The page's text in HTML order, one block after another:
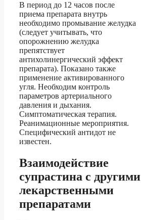
В период до 12 часов после
приема препарата внутрь
необходимо промывание желудка
(следует учитывать, что
опорожнению желудка
препятствует
антихолинергический эффект
препарата). Показано также
применение активированного
угля. Необходим контроль
параметров артериального
давления и дыхания.
Симптоматическая терапия.
Реанимационные мероприятия.
Специфический антидот не
известен.
Взаимодействие
супрастина с другими
лекарственными
препаратами